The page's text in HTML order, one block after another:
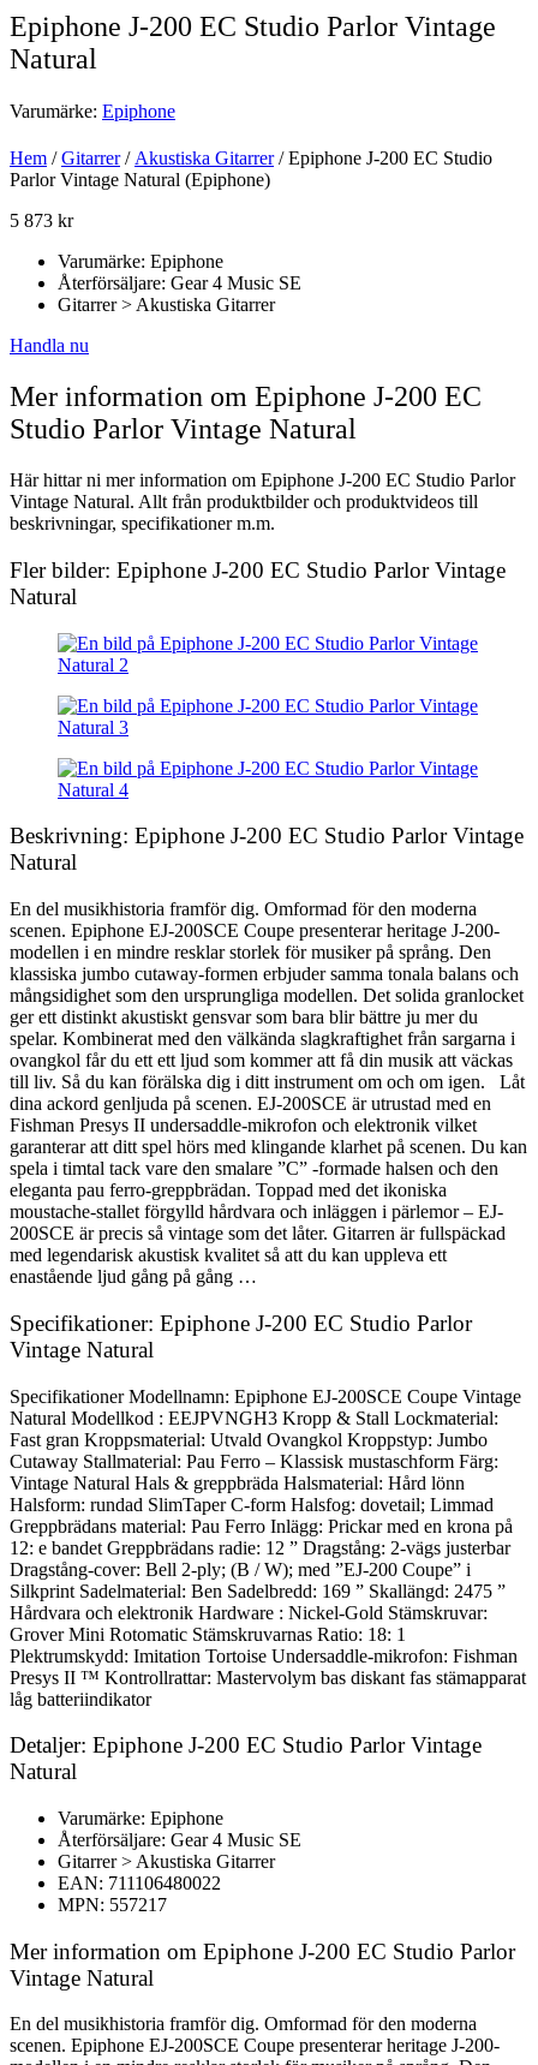
Epiphone J-200 EC Studio Parlor Vintage
Natural
Varumärke: Epiphone
Hem /Gitarrer/Akustiska Gitarrer/ Epiphone J-200 EC Studio
Parlor Vintage Natural (Epiphone)
5 873 kr
Varumärke: Epiphone
Återförsäljare: Gear 4 Music SE
Gitarrer > Akustiska Gitarrer
Handla nu
Mer information om Epiphone J-200 EC
Studio Parlor Vintage Natural
Här hittar ni mer information om Epiphone J-200 EC Studio Parlor
Vintage Natural. Allt från produktbilder och produktvideos till
beskrivningar, specifikationer m.m.
Fler bilder: Epiphone J-200 EC Studio Parlor Vintage
Natural
Beskrivning: Epiphone J-200 EC Studio Parlor Vintage
Natural
En del musikhistoria framför dig. Omformad för den moderna
scenen. Epiphone EJ-200SCE Coupe presenterar heritage J-200-
modellen i en mindre resklar storlek för musiker på språng. Den
klassiska jumbo cutaway-formen erbjuder samma tonala balans och
mångsidighet som den ursprungliga modellen. Det solida granlocket
ger ett distinkt akustiskt gensvar som bara blir bättre ju mer du
spelar. Kombinerat med den välkända slagkraftighet från sargarna i
ovangkol får du ett ett ljud som kommer att få din musik att väckas
till liv. Så du kan förälska dig i ditt instrument om och om igen. Låt
dina ackord genljuda på scenen. EJ-200SCE är utrustad med en
Fishman Presys II undersaddle-mikrofon och elektronik vilket
garanterar att ditt spel hörs med klingande klarhet på scenen. Du kan
spela i timtal tack vare den smalare ”C” -formade halsen och den
eleganta pau ferro-greppbrädan. Toppad med det ikoniska
moustache-stallet förgylld hårdvara och inläggen i pärlemor – EJ-
200SCE är precis så vintage som det låter. Gitarren är fullspäckad
med legendarisk akustisk kvalitet så att du kan uppleva ett
enastående ljud gång på gång …
Specifikationer: Epiphone J-200 EC Studio Parlor
Vintage Natural
Specifikationer Modellnamn: Epiphone EJ-200SCE Coupe Vintage
Natural Modellkod : EEJPVNGH3 Kropp & Stall Lockmaterial:
Fast gran Kroppsmaterial: Utvald Ovangkol Kroppstyp: Jumbo
Cutaway Stallmaterial: Pau Ferro – Klassisk mustaschform Färg:
Vintage Natural Hals & greppbräda Halsmaterial: Hård lönn
Halsform: rundad SlimTaper C-form Halsfog: dovetail; Limmad
Greppbrädans material: Pau Ferro Inlägg: Prickar med en krona på
12: e bandet Greppbrädans radie: 12 ” Dragstång: 2-vägs justerbar
Dragstång-cover: Bell 2-ply; (B / W); med ”EJ-200 Coupe” i
Silkprint Sadelmaterial: Ben Sadelbredd: 169 ” Skallängd: 2475 ”
Hårdvara och elektronik Hardware : Nickel-Gold Stämskruvar:
Grover Mini Rotomatic Stämskruvarnas Ratio: 18: 1
Plektrumskydd: Imitation Tortoise Undersaddle-mikrofon: Fishman
Presys II ™ Kontrollrattar: Mastervolym bas diskant fas stämapparat
låg batteriindikator
Detaljer: Epiphone J-200 EC Studio Parlor Vintage
Natural
Varumärke: Epiphone
Återförsäljare: Gear 4 Music SE
Gitarrer > Akustiska Gitarrer
EAN: 711106480022
MPN: 557217
Mer information om Epiphone J-200 EC Studio Parlor
Vintage Natural
En del musikhistoria framför dig. Omformad för den moderna
scenen. Epiphone EJ-200SCE Coupe presenterar heritage J-200-